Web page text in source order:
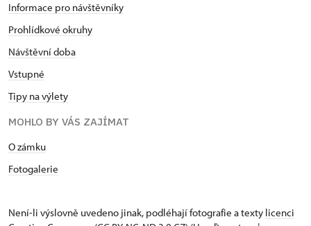
Informace pro návštěvníky
Prohlídkové okruhy
Návštěvní doba
Vstupné
Tipy na výlety
MOHLO BY VÁS ZAJÍMAT
O zámku
Fotogalerie
Není-li výslovně uvedeno jinak, podléhají fotografie a texty licenci